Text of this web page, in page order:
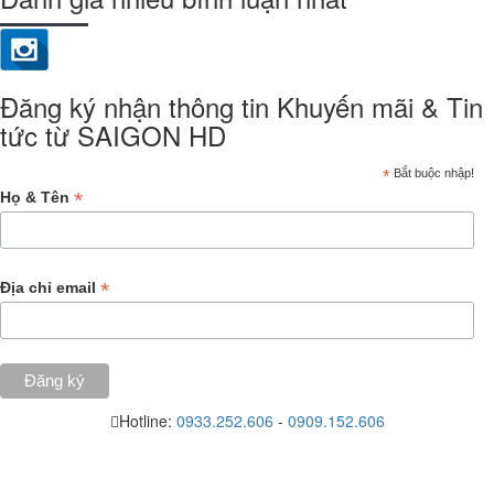
Đăng ký nhận thông tin Khuyến mãi & Tin
tức từ SAIGON HD
* Bắt buộc nhập!
Họ & Tên *
Địa chỉ email *
Hotline: 0933.252.606 - 0909.152.606